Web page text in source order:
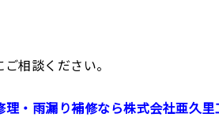
相談ください。
・⾬漏り補修なら株式会社亜久里